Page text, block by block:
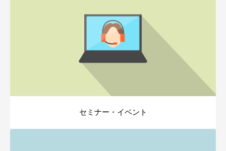
セミナー・イベント